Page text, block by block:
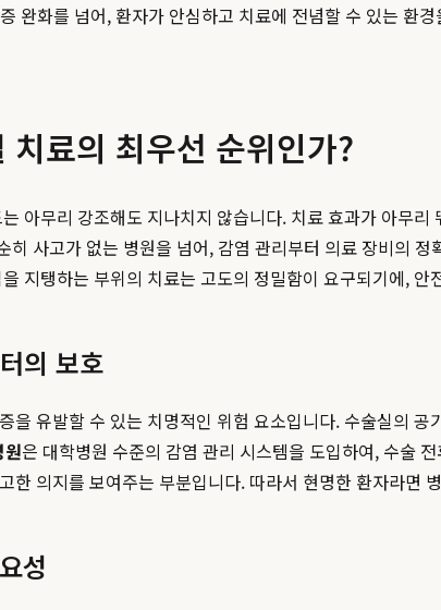
완화를 넘어, 환자가 안심하고 치료에 전념할 수 있는 환
료의 최우선 순위인가?
아무리 강조해도 지나치지 않습니다. 치료 효과가 아무
사고가 없는 병원을 넘어, 감염 관리부터 의료 장비의
지탱하는 부위의 치료는 고도의 정밀함이 요구되기에,
의 보호
을 유발할 수 있는 치명적인 위험 요소입니다. 수술실의
원은 대학병원 수준의 감염 관리 시스템을 도입하여, 수술
한 의지를 보여주는 부분입니다. 따라서 현명한 환자라면
성